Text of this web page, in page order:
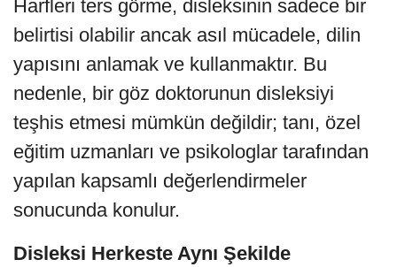
Harfleri ters görme, disleksinin sadece bir
belirtisi olabilir ancak asıl mücadele, dilin
yapısını anlamak ve kullanmaktır. Bu
nedenle, bir göz doktorunun disleksiyi
teşhis etmesi mümkün değildir; tanı, özel
eğitim uzmanları ve psikologlar tarafından
yapılan kapsamlı değerlendirmeler
sonucunda konulur.
Disleksi Herkeste Aynı Şekilde